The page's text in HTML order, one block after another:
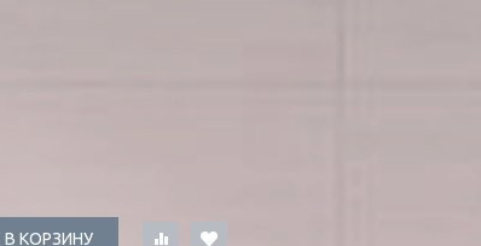
В КОРЗИНУ